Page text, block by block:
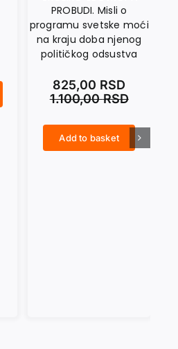
PROBUDI. Misli o
programu svetske moći
na kraju doba njenog
političkog odsustva
1.100,00RSD
825,00 RSD
Add to basket